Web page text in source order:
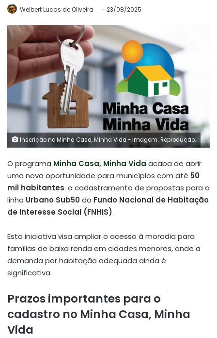
Welbert Lucas de Oliveira 23/08/2025
Inscrição no Minha Casa, Minha Vida - Imagem: Reprodução.
O programa Minha Casa, Minha Vida acaba de abrir
uma nova oportunidade para municípios com até 50
mil habitantes: o cadastramento de propostas para a
linha Urbano Sub50do Fundo Nacional de Habitação
de Interesse Social (FNHIS).
Esta iniciativa visa ampliar o acesso à moradia para
famílias de baixa renda em cidades menores, onde a
demanda por habitação adequada ainda é
significativa.
Prazos importantes para o
cadastro no Minha Casa, Minha
Vida